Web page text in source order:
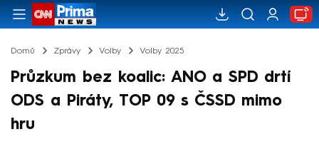
Domů Zprávy Volby Volby 2025
Průzkum bez koalic: ANO a SPD drtí
ODS a Piráty, TOP 09 s ČSSD mimo
hru